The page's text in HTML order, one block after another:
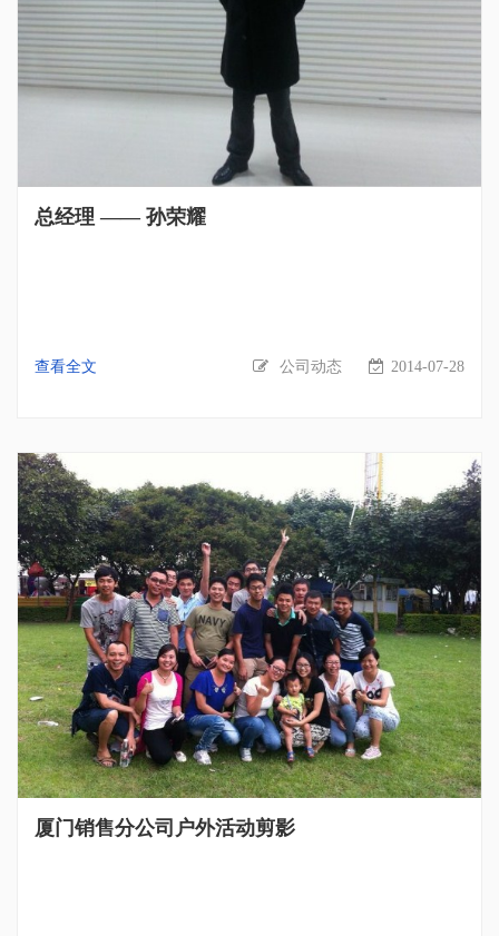
总经理 —— 孙荣耀
查看全文 公司动态 2014-07-28
厦门销售分公司户外活动剪影